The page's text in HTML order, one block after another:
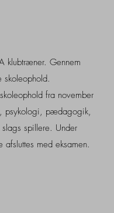
klubtræner. Gennem
fra november
psykologi, pædagogik,
spillere. Under
med eksamen.